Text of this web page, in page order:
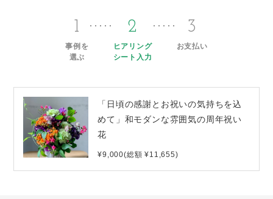
1
事例を
選ぶ
2
ヒアリング
シート入力
3
お支払い
「日頃の感謝とお祝いの気持ちを込
めて」和モダンな雰囲気の周年祝い
花
¥9,000(総額 ¥11,655)